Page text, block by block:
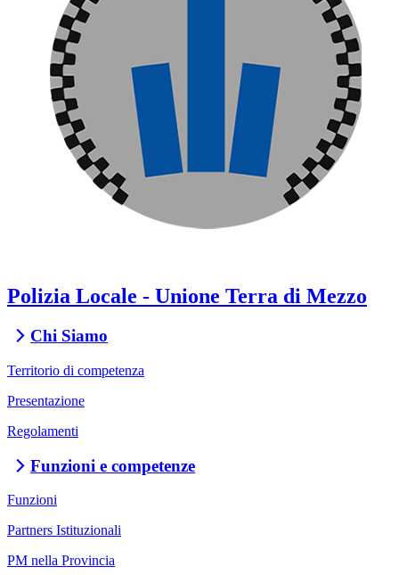
Polizia Locale - Unione Terra di Mezzo
Chi Siamo
Territorio di competenza
Presentazione
Regolamenti
Funzioni e competenze
Funzioni
Partners Istituzionali
PM nella Provincia